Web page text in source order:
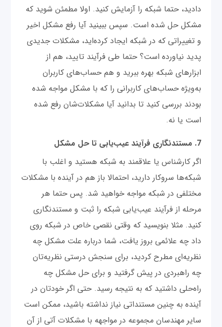
دادید، حتما شبکه را آزمایش کنید. اولا مطمئن شوید که
مشکل حل شده است. سپس ببینید آیا رفع مشکل اخیر
و تغییراتی که در شبکه ایجاد کرده‌اید، مشکلات جدیدی
پدید نیاورده است؟ حتما طی فرآیند تایید، هم از
ابزارهای شبکه بهره ببرید و هم حساب‌های کاربران
به‌ویژه حساب‌های کاربرانی را که با مشکل مواجه شده
بودند بررسی کنید تا بدانید آیا مشکلات‌شان رفع شده
است یا نه.
7. مستندنگاری فرآیند عیب‌یابی تا حل مشکل
اگر کارشناس یا علاقمند به شبکه هستید و اغلب با
شبکه‌ها سروکار دارید، احتمالا باز هم در آینده با مشکلات
مختلفی در شبکه مواجه خواهید شد. پس حتما هر
مرحله از فرآیند عیب‌یابی شبکه را ثبت و مستندنگاری
کنید. مثلا بنویسید که وقتی نقصی خاص در شبکه روی
داد چه علائمی بروز یافت، شما درباره علت مشکل چه
نظریه‌ای مطرح کردید، برای سنجش درستی نظریه‌تان
چه راهبردی در پیش گرفتید و برای حل مشکل چه
راه‌حلی داشتید که به نتیجه رسید. حتی اگر خودتان در
آینده به چنین مستنداتی نیاز نداشته باشید، ممکن است
سایر مهندسان مجموعه در مواجهه با مشکلات آتی از آن